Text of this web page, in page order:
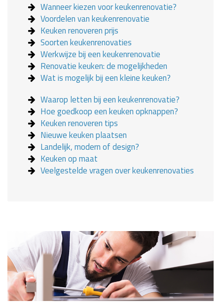
Wanneer kiezen voor keukenrenovatie?
Voordelen van keukenrenovatie
Keuken renoveren prijs
Soorten keukenrenovaties
Werkwijze bij een keukenrenovatie
Renovatie keuken: de mogelijkheden
Wat is mogelijk bij een kleine keuken?
Waarop letten bij een keukenrenovatie?
Hoe goedkoop een keuken opknappen?
Keuken renoveren tips
Nieuwe keuken plaatsen
Landelijk, modern of design?
Keuken op maat
Veelgestelde vragen over keukenrenovaties